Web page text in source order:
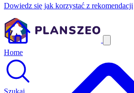
Dowiedz się jak korzystać z rekomendacji
Home
Szukaj